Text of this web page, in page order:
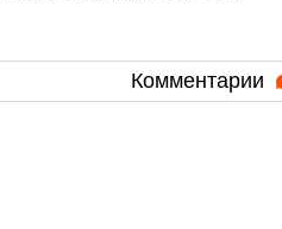
Комментарии